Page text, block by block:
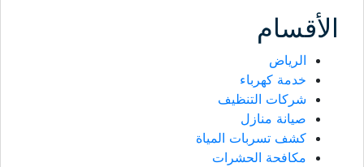
الأقسام
الرياض
خدمة كهرباء
شركات التنظيف
صيانة منازل
كشف تسربات المياة
مكافحة الحشرات